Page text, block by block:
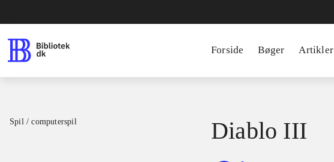
Forside Bøger Artikler
Spil / computerspil Diablo III